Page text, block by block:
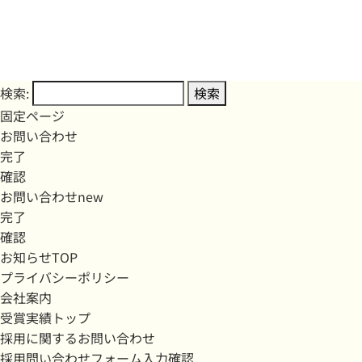
検索:
固定ページ
お問い合わせ
完了
確認
お問い合わせnew
完了
確認
お知らせTOP
プライバシーポリシー
会社案内
受賞実績トップ
採用に関するお問い合わせ
採用問い合わせフォーム入力確認